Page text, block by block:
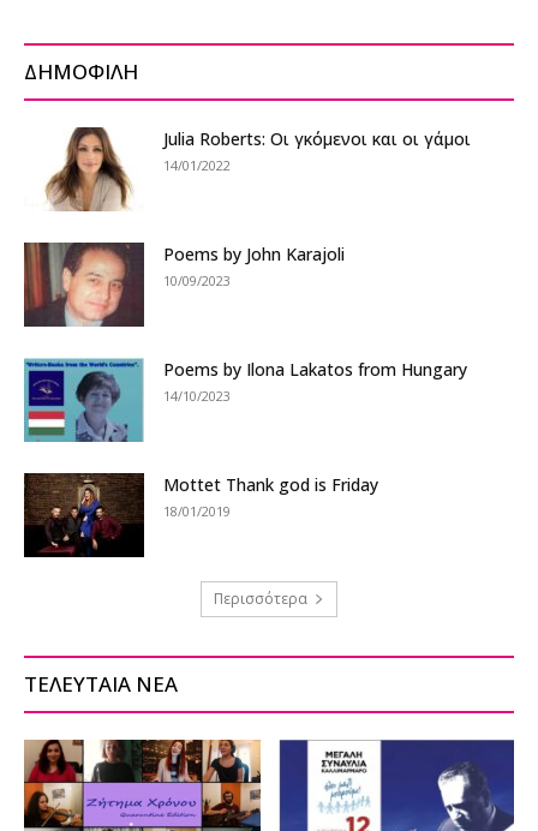
ΔΗΜΟΦΙΛΗ
Julia Roberts: Οι γκόμενοι και οι γάμοι
14/01/2022
Poems by John Karajoli
10/09/2023
Poems by Ilona Lakatos from Hungary
14/10/2023
Mottet Thank god is Friday
18/01/2019
Περισσότερα
ΤΕΛΕΥΤΑΙΑ ΝΕΑ